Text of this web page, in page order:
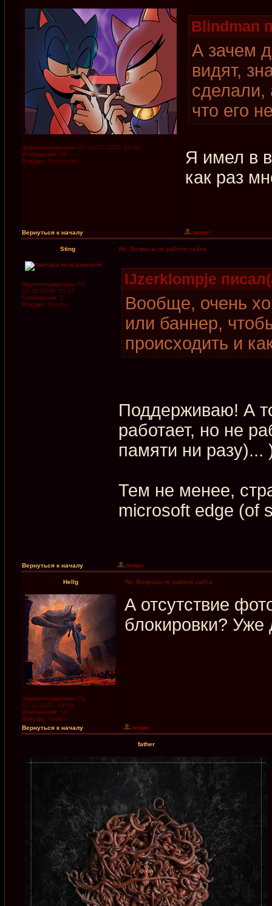
Зарегистрирован: Пт 24.02.2023, 19:11
Сообщения: 46
Откуда: Венгерово
Blindman
А зачем
видят,
сделали,
что его
Я имел в
как раз
Вернуться к началу
Sting Re: Вопросы по работе сайта
Зарегистрирован: Пт
10.10.2008, 05:07
Сообщения: 2
Откуда: Троицк
IJzerklompje
Вообще, очень
или баннер,
происходить и
Поддерживаю! А
работает, но не
памяти ни разу)...
Тем не менее,
microsoft edge (of
Вернуться к началу
Hellg Re: Вопросы по работе сайта
Зарегистрирован: Пн
12.11.2007, 16:59
Сообщения: 18
Откуда: Tambov
А отсутствие
блокировки?
Вернуться к началу
father